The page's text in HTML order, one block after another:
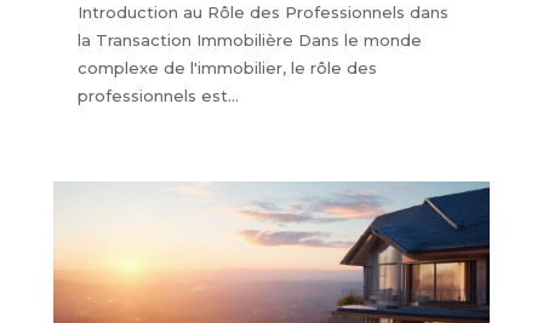
Introduction au Rôle des Professionnels dans
la Transaction Immobilière Dans le monde
complexe de l'immobilier, le rôle des
professionnels est...